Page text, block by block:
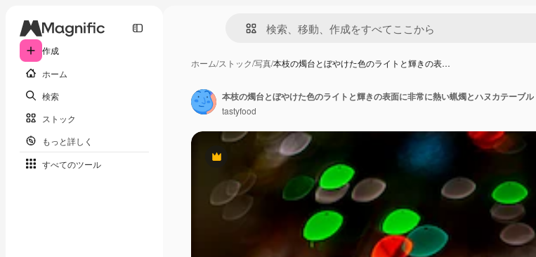
作成
ホーム
検索
ストック
もっと詳しく
すべてのツール
ホーム/ストック/写真/本枝の燭台とぼやけた色のライトと輝きの表…
Premium
本枝の燭台とぼやけた色のライトと輝きの表面に非常に熱い蝋燭とハヌカテーブル
tastyfood